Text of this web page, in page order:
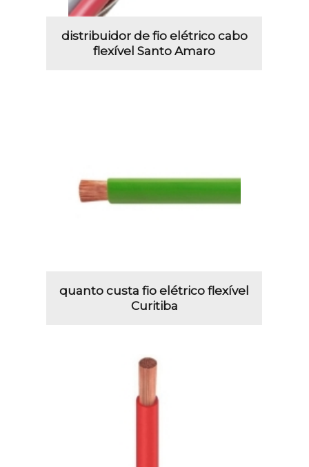
distribuidor de fio elétrico cabo
flexível Santo Amaro
quanto custa fio elétrico flexível
Curitiba